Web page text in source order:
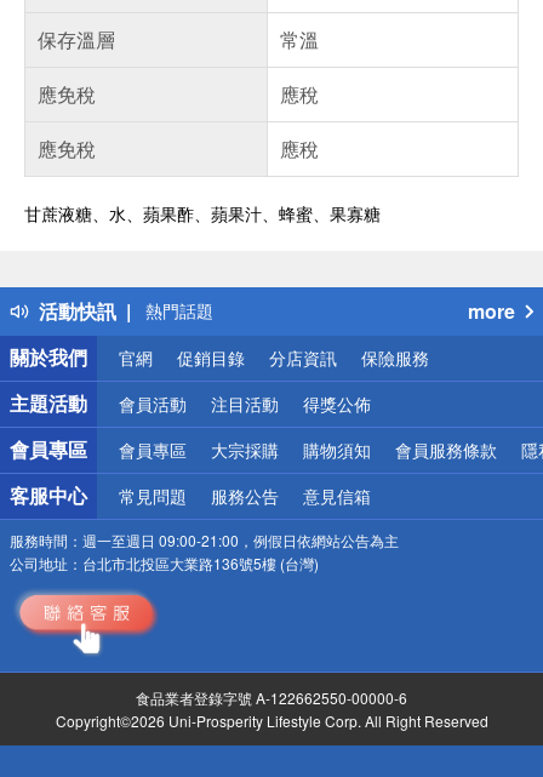
保存溫層
常溫
應免稅
應稅
應免稅
應稅
甘蔗液糖、水、蘋果酢、蘋果汁、蜂蜜、果寡糖
活動快訊
得獎公告
熱門話題
銀行優惠
偏遠地區配送
詐騙網頁！請小心！
more
關於我們
官網 促銷目錄 分店資訊 保險服務
主題活動 會員活動 注目活動 得獎公佈
會員專區 會員專區 大宗採購 購物須知 會員服務條款 隱
客服中心 常見問題 服務公告 意見信箱
服務時間： 週一至週日 09:00-21:00，例假日依網站公告為主
公司地址： 台北市北投區大業路136號5樓 (台灣)
食品業者登錄字號 A-122662550-00000-6
Copyright©2026 Uni-Prosperity Lifestyle Corp. All Right Reserved